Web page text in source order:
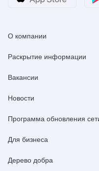
О компании
Раскрытие информации
Вакансии
Новости
Программа обновления
Для бизнеса
Дерево добра